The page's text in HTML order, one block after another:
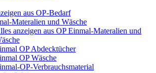
aus OP-Bedarf
Materalien und Wäsche
anzeigen aus OP Einmal-Materalien und
OP Abdecktücher
OP Wäsche
OP-Verbrauchsmaterial